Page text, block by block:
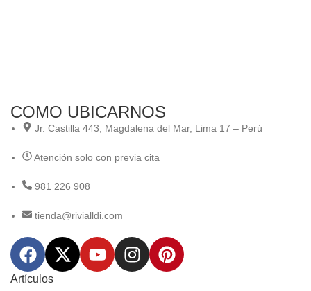
COMO UBICARNOS
Jr. Castilla 443, Magdalena del Mar, Lima 17 – Perú
Atención solo con previa cita
981 226 908
tienda@rivialldi.com
Artículos